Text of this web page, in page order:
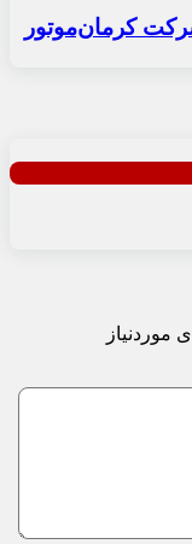
کرمان‌موتور
موردنیاز